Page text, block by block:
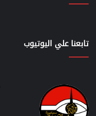
تابعنا علي اليوتيوب